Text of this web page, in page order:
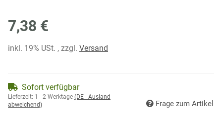
7,38 €
inkl. 19% USt. , zzgl. Versand
Sofort verfügbar
Lieferzeit: 1 - 2 Werktage (DE - Ausland
abweichend)
Frage zum Artikel